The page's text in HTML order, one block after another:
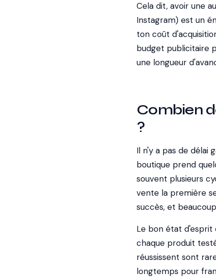
Cela dit, avoir une
Instagram) est un
ton coût
budget publicitaire
une longueur
Combien
?
Il n'y a pas de délai
boutique prend
souvent plusieurs
vente la première
succès, et
Le bon état d'esprit
chaque produit
réussissent sont
longtemps pour